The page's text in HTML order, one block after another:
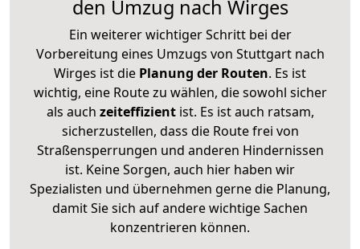
den Umzug nach Wirges
Ein weiterer wichtiger Schritt bei der
Vorbereitung eines Umzugs von Stuttgart nach
Wirges ist die Planung der Routen. Es ist
wichtig, eine Route zu wählen, die sowohl sicher
als auch zeiteffizientist. Es ist auch ratsam,
sicherzustellen, dass die Route frei von
Straßensperrungen und anderen Hindernissen
ist. Keine Sorgen, auch hier haben wir
Spezialisten und übernehmen gerne die Planung,
damit Sie sich auf andere wichtige Sachen
konzentrieren können.